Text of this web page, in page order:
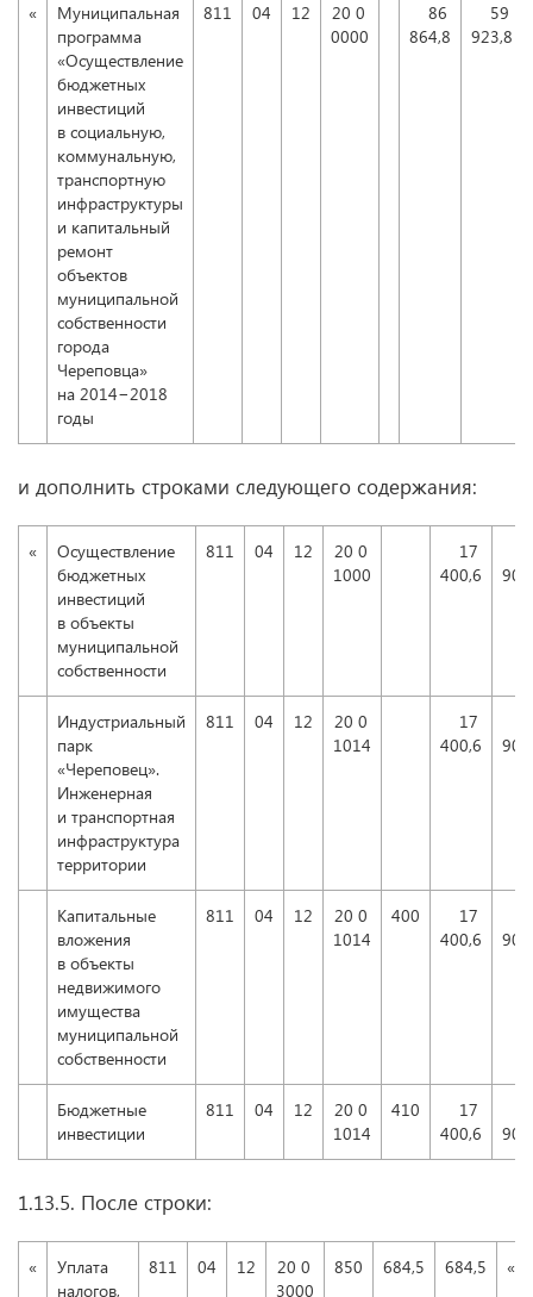
«
Муниципальная
программа
«Осуществление
бюджетных
инвестиций
в социальную,
коммунальную,
транспортную
инфраструктуры
и капитальный
ремонт
объектов
муниципальной
собственности
города
Череповца»
на 2014−2018
годы
811 04 12
20 0
0000
86
864,8
59
923,8
и дополнить строками следующего содержания:
«
Осуществление
бюджетных
инвестиций
в объекты
муниципальной
собственности
811 04 12
20 0
1000
17
400,6
Индустриальный
парк
«Череповец».
Инженерная
и транспортная
инфраструктура
территории
811 04 12
20 0
1014
17
400,6
Капитальные
вложения
в объекты
недвижимого
имущества
муниципальной
собственности
811 04 12
20 0
1014
400
17
400,6
Бюджетные
инвестиции
811 04 12
20 0
1014
410
17
400,6
1.13.5. После строки:
«
Уплата
налогов,
811 04 12
20 0
3000
850 684,5 684,5 «